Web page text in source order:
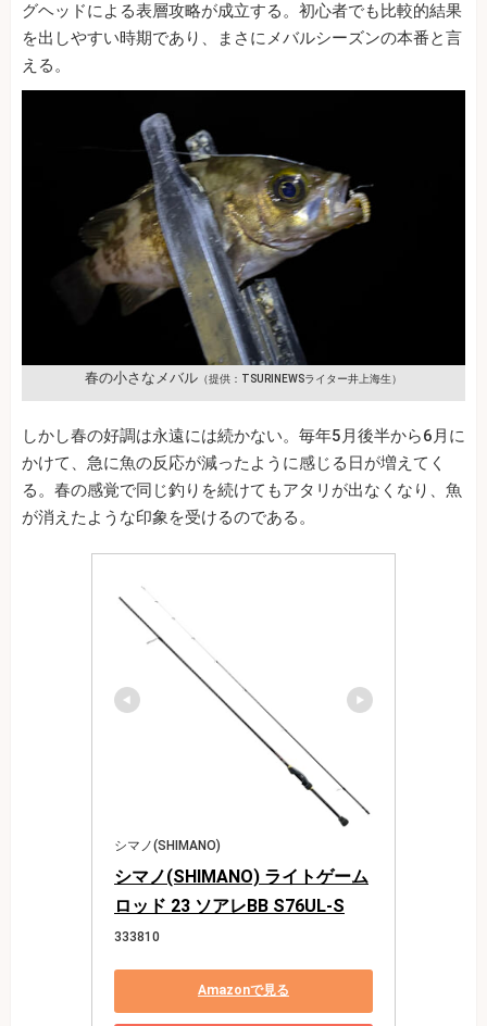
グヘッドによる表層攻略が成立する。初心者でも比較的結果
を出しやすい時期であり、まさにメバルシーズンの本番と言
える。
春の小さなメバル （提供：TSURINEWSライター井上海生）
しかし春の好調は永遠には続かない。毎年5月後半から6月に
かけて、急に魚の反応が減ったように感じる日が増えてく
る。春の感覚で同じ釣りを続けてもアタリが出なくなり、魚
が消えたような印象を受けるのである。
シマノ(SHIMANO)
シマノ(SHIMANO) ライトゲーム
ロッド 23 ソアレBB S76UL-S
333810
Amazonで見る